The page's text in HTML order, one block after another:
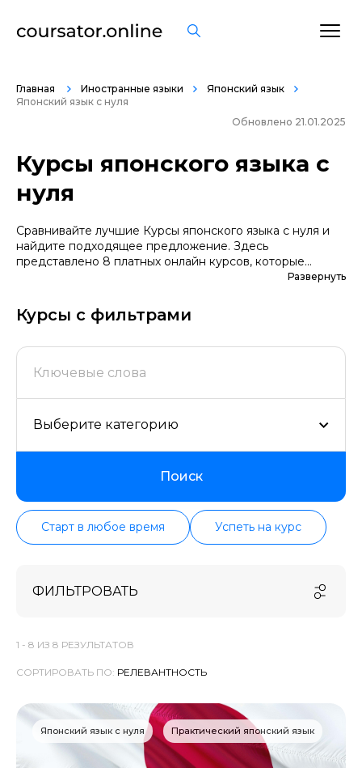
Главная Иностранные языки
Японский язык
Японский язык с нуля
Обновлено 21.01.2025
Курсы японского языка с
нуля
Сравнивайте лучшие Курсы японского языка с нуля и
найдите подходящее предложение. Здесь
представлено 8 платных онлайн курсов, которые
помогут вам стать грамотными специалистами. А если
попробуйте бесплатные варианты. Большой выбор
обучающих программ по цене, продолжительности,
поддерживаем информацию о всех курсах
проверенных школ в актуальном состоянии.
Развернуть
Курсы с фильтрами
Выберите категорию
Поиск
Старт в любое время Успеть на курс
ФИЛЬТРОВАТЬ
1 - 8 ИЗ 8 РЕЗУЛЬТАТОВ
СОРТИРОВАТЬ ПО:
Японский язык с нуля Практический японский язык